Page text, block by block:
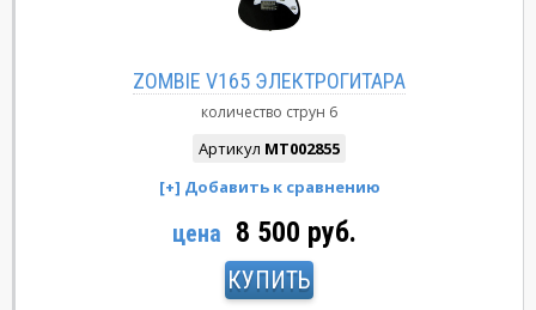
ZOMBIE V165 ЭЛЕКТРОГИТАРА
количество струн 6
Артикул MT002855
цена 8 500 руб.
КУПИТЬ